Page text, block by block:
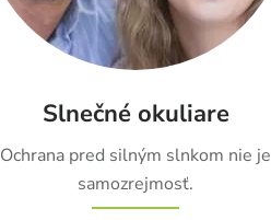
Slnečné okuliare
Ochrana pred silným slnkom nie je
samozrejmosť.